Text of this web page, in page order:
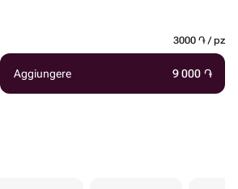
3000 ֏ / pz
Aggiungere 9 000 ֏